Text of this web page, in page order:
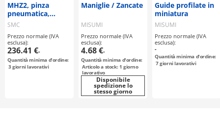
MHZ2, pinza
pneumatica,
modello parallelo,
standard
SMC
Prezzo normale (IVA
esclusa):
236.41 €-
Quantità minima d'ordine:
3giorni lavorativi
Maniglie / Zancate
MISUMI
Prezzo normale (IVA
esclusa):
4.68 €-
Quantità minima d'ordine:
Articolo a stock: 1 giorno
lavorativo
Disponibile
spedizione lo
stesso giorno
Guide profilate in
miniatura
MISUMI
Prezzo normale (IVA
esclusa):
-
Quantità minima d'ordine:
7giorni lavorativi